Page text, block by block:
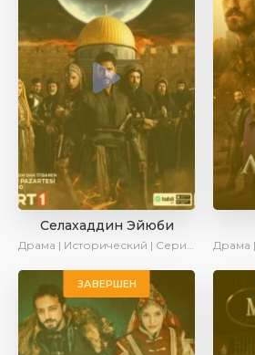
Селахаддин Эйюби
Драма | Исторический | Сериалы 2023
ЗАВЕРШЕН